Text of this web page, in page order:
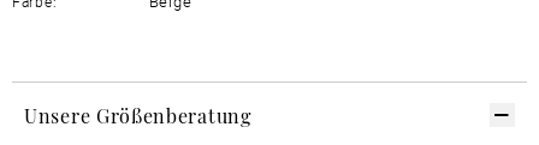
Unsere Größenberatung